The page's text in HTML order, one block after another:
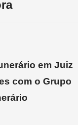
em Juiz
com o Grupo